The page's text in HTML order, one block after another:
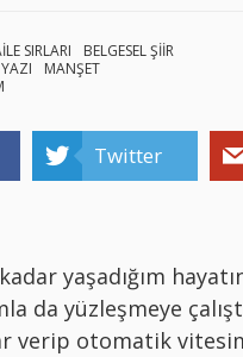
SIRLARI
BELGESEL ŞİİR
MANŞET
Twitter
yaşadığım
da yüzleşmeye
verip otomatik